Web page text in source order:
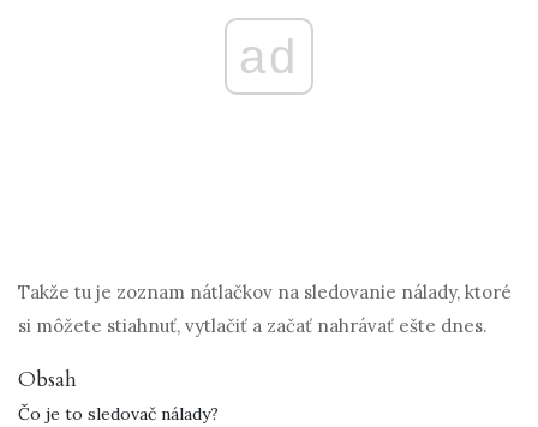
ad
Takže tu je zoznam nátlačkov na sledovanie nálady, ktoré
si môžete stiahnuť, vytlačiť a začať nahrávať ešte dnes.
Obsah
Čo je to sledovač nálady?